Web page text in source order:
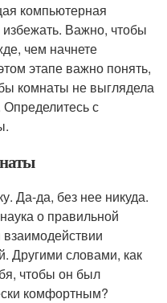
компьютерная
Важно, чтобы
чем начнете
этапе важно понять,
комнаты не выглядела
с
Да-да, без нее никуда.
о правильной
Другими словами, как
чтобы он был
комфортным?